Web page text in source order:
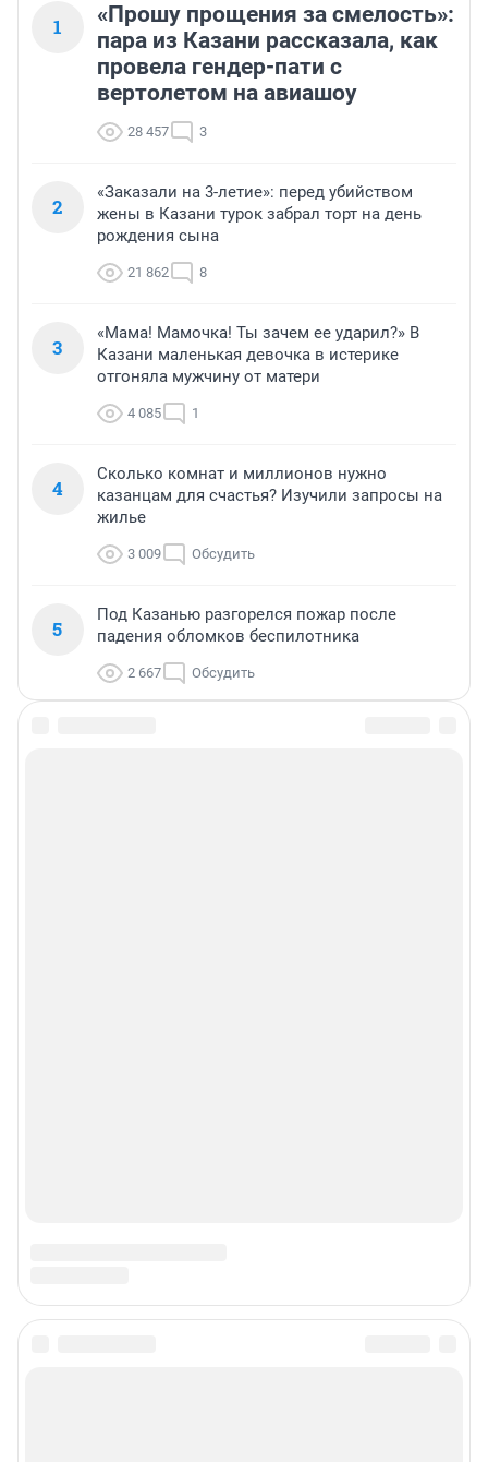
1
«Прошу прощения за смелость»:
пара из Казани рассказала, как
провела гендер-пати с
вертолетом на авиашоу
28 457 3
2
«Заказали на 3-летие»: перед убийством
жены в Казани турок забрал торт на день
рождения сына
21 862 8
3
«Мама! Мамочка! Ты зачем ее ударил?» В
Казани маленькая девочка в истерике
отгоняла мужчину от матери
4 085 1
4
Сколько комнат и миллионов нужно
казанцам для счастья? Изучили запросы на
жилье
3 009 Обсудить
5
Под Казанью разгорелся пожар после
падения обломков беспилотника
2 667 Обсудить